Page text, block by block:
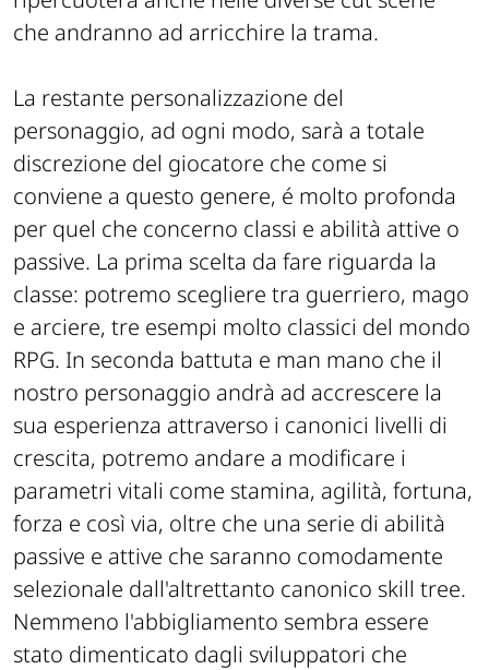
che andranno ad arricchire la trama.
La restante personalizzazione del
personaggio, ad ogni modo, sarà a totale
discrezione del giocatore che come si
conviene a questo genere, é molto profonda
per quel che concerno classi e abilità attive o
passive. La prima scelta da fare riguarda la
classe: potremo scegliere tra guerriero, mago
e arciere, tre esempi molto classici del mondo
RPG. In seconda battuta e man mano che il
nostro personaggio andrà ad accrescere la
sua esperienza attraverso i canonici livelli di
crescita, potremo andare a modificare i
parametri vitali come stamina, agilità, fortuna,
forza e così via, oltre che una serie di abilità
passive e attive che saranno comodamente
selezionale dall'altrettanto canonico skill tree.
Nemmeno l'abbigliamento sembra essere
stato dimenticato dagli sviluppatori che